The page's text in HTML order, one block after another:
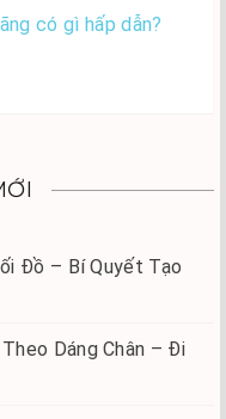
có gì hấp dẫn?
Đồ – Bí Quyết Tạo
Dáng Chân – Đi